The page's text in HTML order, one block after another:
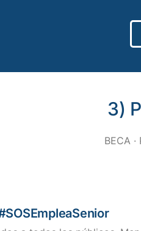
3)
BECA